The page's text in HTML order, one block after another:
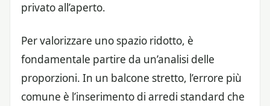
privato all’aperto.
Per valorizzare uno spazio ridotto, è
fondamentale partire da un’analisi delle
proporzioni. In un balcone stretto, l’errore più
comune è l’inserimento di arredi standard che